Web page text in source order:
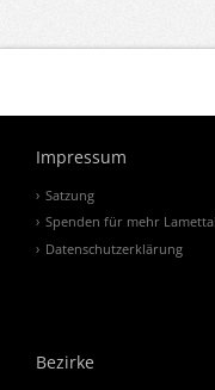
Impressum
Satzung
Spenden für mehr Lametta!
Datenschutzerklärung
Bezirke